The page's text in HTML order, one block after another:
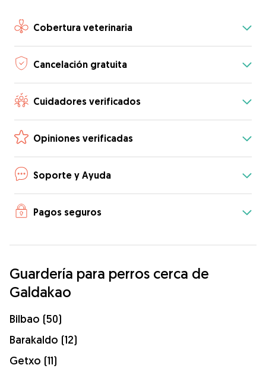
Cobertura veterinaria
Cancelación gratuita
Cuidadores verificados
Opiniones verificadas
Soporte y Ayuda
Pagos seguros
Guardería para perros cerca de
Galdakao
Bilbao (50)
Barakaldo (12)
Getxo (11)